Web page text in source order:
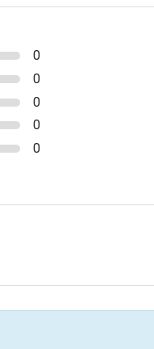
0
0
0
0
0